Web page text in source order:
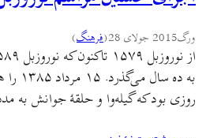
ورگ2015 جولای 28 (فرهنگ)
به ده
روزی بود که گیله‌وا و حلقۀ جوانش به